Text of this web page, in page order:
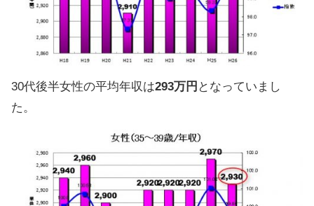
30代後半女性の平均年収は293万円 となっていまし
た。